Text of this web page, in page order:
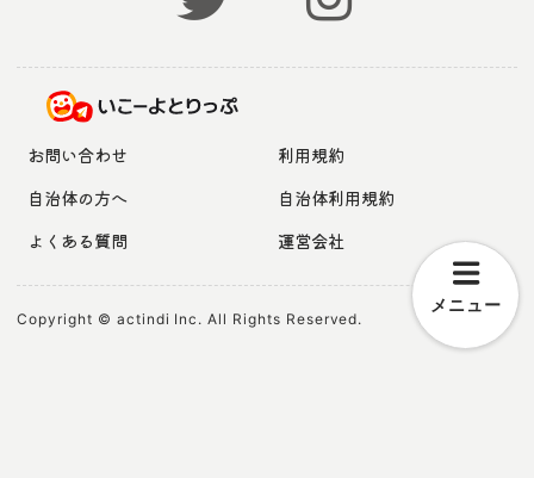
メニュー
お問い合わせ
利用規約
自治体の方へ
自治体利用規約
よくある質問
運営会社
Copyright © actindi Inc. All Rights Reserved.